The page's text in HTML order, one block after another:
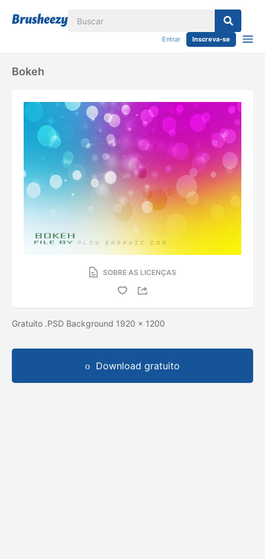
Entrar Inscreva-se
Bokeh
SOBRE AS LICENÇAS
Gratuito .PSD Background 1920 x 1200
Download gratuito